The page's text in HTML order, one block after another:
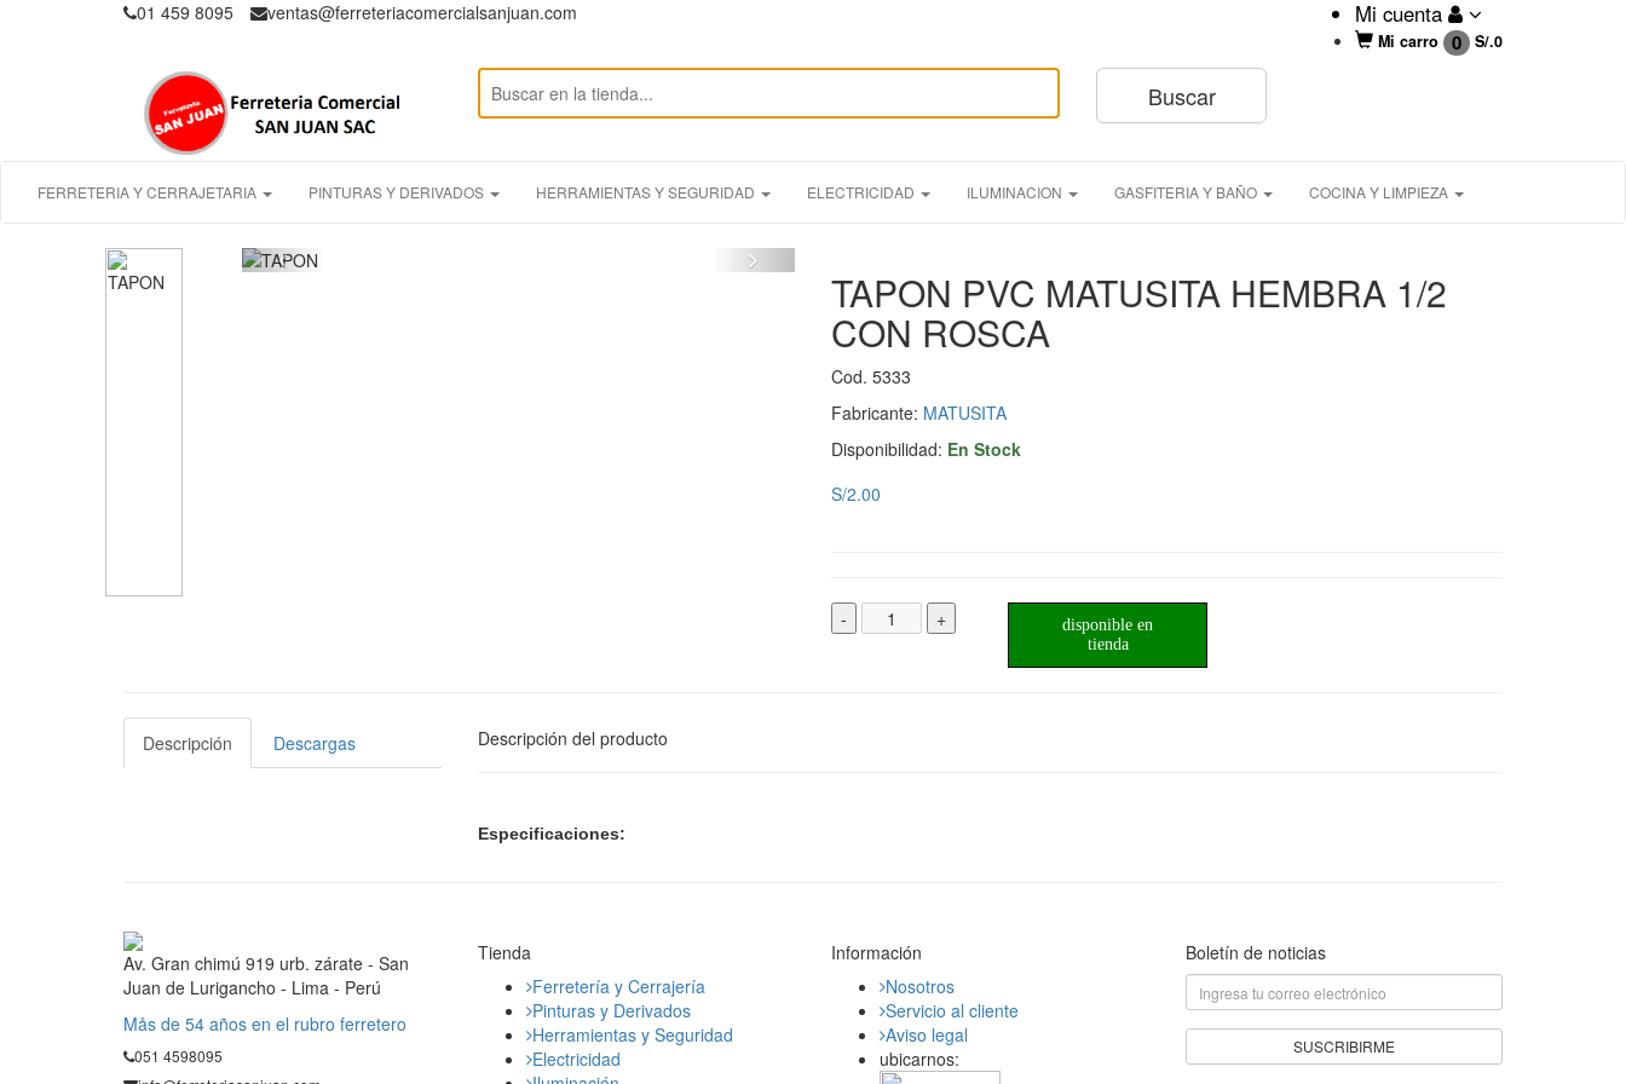
01 459 8095 ventas@ferreteriacomercialsanjuan.com Mi cuenta
Mi carro 0 S/.0
FERRETERIA Y CERRAJETARIA PINTURAS Y DERIVADOS HERRAMIENTAS Y SEGURIDAD ELECTRICIDAD ILUMINACION GASFITERIA Y BAÑO COCINA Y LIMPIEZA
TAPON PVC MATUSITA HEMBRA 1/2
CON ROSCA
Cod. 5333
Fabricante: MATUSITA
Disponibilidad: En Stock
S/2.00
- +
disponible en
tienda
Descripción Descargas Descripción del producto
Especificaciones:
Av. Gran chimú 919 urb. zárate - San
Juan de Lurigancho - Lima - Perú
Mås de 54 años en el rubro ferretero
051 4598095
Tienda
Ferretería y Cerrajería
Pinturas y Derivados
Herramientas y Seguridad
Electricidad
Información
Nosotros
Servicio al cliente
Aviso legal
ubicarnos:
Boletín de noticias